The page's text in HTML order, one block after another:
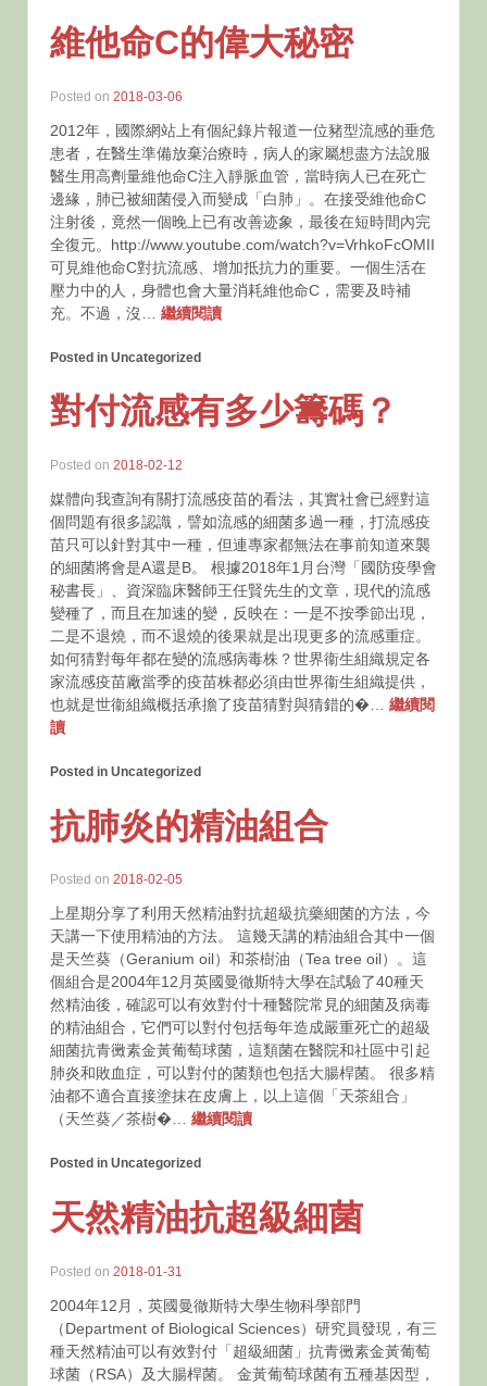
維他命C的偉大秘密
Posted on 2018-03-06
2012年，國際網站上有個紀錄片報道一位豬型流感的垂危
患者，在醫生準備放棄治療時，病人的家屬想盡方法說服
醫生用高劑量維他命C注入靜脈血管，當時病人已在死亡
邊緣，肺已被細菌侵入而變成「白肺」。在接受維他命C
注射後，竟然一個晚上已有改善迹象，最後在短時間內完
全復元。http://www.youtube.com/watch?v=VrhkoFcOMII
可見維他命C對抗流感、增加抵抗力的重要。一個生活在
壓力中的人，身體也會大量消耗維他命C，需要及時補
充。不過，沒… 繼續閱讀
Posted in Uncategorized
對付流感有多少籌碼？
Posted on 2018-02-12
媒體向我查詢有關打流感疫苗的看法，其實社會已經對這
個問題有很多認識，譬如流感的細菌多過一種，打流感疫
苗只可以針對其中一種，但連專家都無法在事前知道來襲
的細菌將會是A還是B。 根據2018年1月台灣「國防疫學會
秘書長」、資深臨床醫師王任賢先生的文章，現代的流感
變種了，而且在加速的變，反映在：一是不按季節出現，
二是不退燒，而不退燒的後果就是出現更多的流感重症。
如何猜對每年都在變的流感病毒株？世界衞生組織規定各
家流感疫苗廠當季的疫苗株都必須由世界衞生組織提供，
也就是世衞組織概括承擔了疫苗猜對與猜錯的�… 繼續閱
讀
Posted in Uncategorized
抗肺炎的精油組合
Posted on 2018-02-05
上星期分享了利用天然精油對抗超級抗藥細菌的方法，今
天講一下使用精油的方法。 這幾天講的精油組合其中一個
是天竺葵（Geranium oil）和茶樹油（Tea tree oil）。這
個組合是2004年12月英國曼徹斯特大學在試驗了40種天
然精油後，確認可以有效對付十種醫院常見的細菌及病毒
的精油組合，它們可以對付包括每年造成嚴重死亡的超級
細菌抗青黴素金黃葡萄球菌，這類菌在醫院和社區中引起
肺炎和敗血症，可以對付的菌類也包括大腸桿菌。 很多精
油都不適合直接塗抹在皮膚上，以上這個「天茶組合」
（天竺葵／茶樹�… 繼續閱讀
Posted in Uncategorized
天然精油抗超級細菌
Posted on 2018-01-31
2004年12月，英國曼徹斯特大學生物科學部門
（Department of Biological Sciences）研究員發現，有三
種天然精油可以有效對付「超級細菌」抗青黴素金黃葡萄
球菌（RSA）及大腸桿菌。 金黃葡萄球菌有五種基因型，